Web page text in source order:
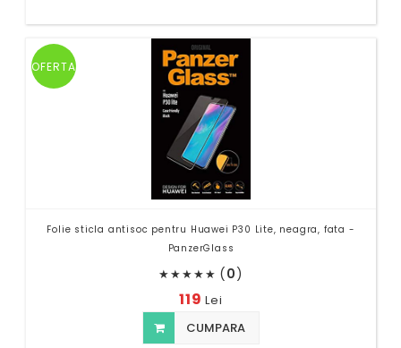
OFERTA
Folie sticla antisoc pentru Huawei P30 Lite, neagra, fata -
PanzerGlass
★★★★★ (0)
119Lei
CUMPARA